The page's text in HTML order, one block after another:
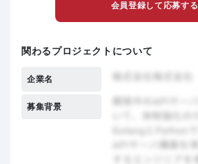
会員登録して応募する
関わるプロジェクトについて
企業名
募集背景